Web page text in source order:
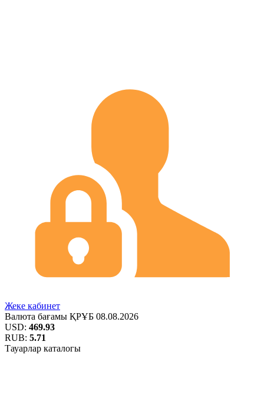
Жеке кабинет
Валюта бағамы ҚРҰБ 08.08.2026
USD: 469.93
RUB: 5.71
Тауарлар каталогы